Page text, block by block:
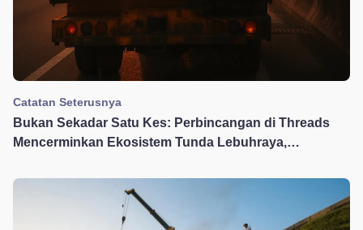
Catatan Seterusnya
Bukan Sekadar Satu Kes: Perbincangan di Threads
Mencerminkan Ekosistem Tunda Lebuhraya,